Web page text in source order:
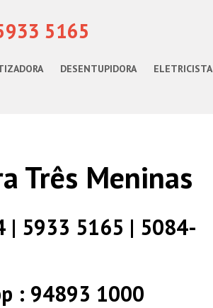
5165
DESENTUPIDORA ELETRICISTA
Três Meninas
| 5933 5165 | 5084-
: 94893 1000